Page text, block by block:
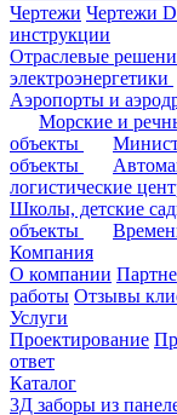
Чертежи Чертежи
инструкции
Отраслевые
электроэнергетики
Аэропорты и
Морские и
объекты
объекты
логистические
Школы, детские
объекты
Компания
О компании
работы Отзывы
Услуги
Проектирование
ответ
Каталог
3Д заборы из